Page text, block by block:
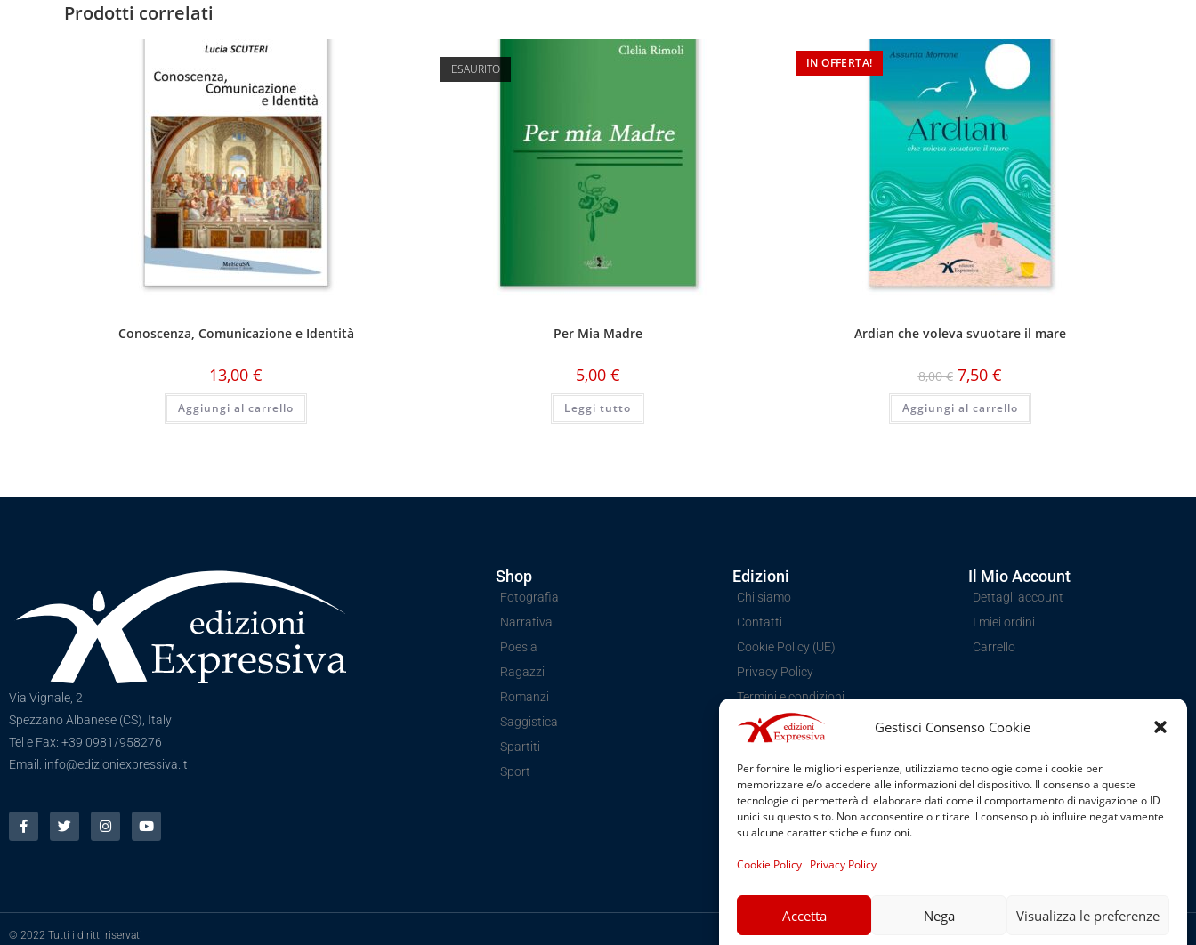
Gestisci Consenso Cookie
Per fornire le migliori esperienze, utilizziamo tecnologie come i cookie per
memorizzare e/o accedere alle informazioni del dispositivo. Il consenso a queste
tecnologie ci permetterà di elaborare dati come il comportamento di navigazione o ID
unici su questo sito. Non acconsentire o ritirare il consenso può influire negativamente
su alcune caratteristiche e funzioni.
Cookie Policy Privacy Policy
Accetta Nega Visualizza le preferenze
Prodotti correlati
Conoscenza, Comunicazione e Identità
13,00€
Aggiungi al carrello
ESAURITO
Per Mia Madre
5,00 €
Leggi tutto
IN OFFERTA!
Ardian che voleva svuotare il mare
8,00€ 7,50 €
Aggiungi al carrello
Via Vignale, 2
Spezzano Albanese (CS), Italy
Tel e Fax: +39 0981/958276
Email: info@edizioniexpressiva.it
Shop
Fotografia
Narrativa
Poesia
Ragazzi
Romanzi
Saggistica
Spartiti
Sport
Edizioni
Chi siamo
Contatti
Cookie Policy (UE)
Privacy Policy
Termini e condizioni
Il Mio Account
Dettagli account
I miei ordini
Carrello
© 2022 Tutti i diritti riservati Made with